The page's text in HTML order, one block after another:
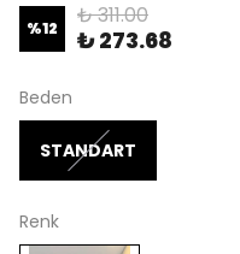
%12 ₺ 311.00
₺ 273.68
Beden
STANDART
Renk